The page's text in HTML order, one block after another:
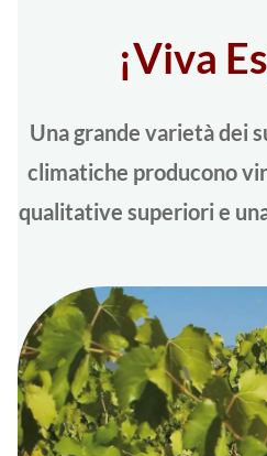
¡Viva
Una grande varietà dei
climatiche producono
qualitative superiori e